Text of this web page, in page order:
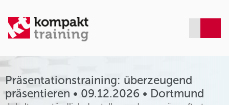
Präsentationstraining: überzeugend
präsentieren • 09.12.2026 • Dortmund